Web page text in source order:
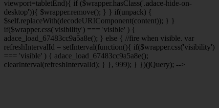
viewport=tabletEnd){ if ($wrapper.hasClass('.adace-hide-on-
desktop')){ $wrapper.remove(); } } if(unpack) {
$self.replaceWith(decodeURIComponent(content)); } }
if($wrapper.css('visibility') === 'visible' ) {
adace_load_67483cc9a5a8e(); } else { //fire when visible. var
refreshIntervalId = setInterval(function(){ if($wrapper.css('visibility')
=== 'visible' ) { adace_load_67483cc9a5a8e();
clearInterval(refreshIntervalId); } }, 999); } })(jQuery); -->